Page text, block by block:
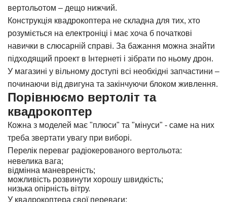
вертольотом – дещо нижчий.
Конструкція квадрокоптера не складна для тих, хто
розуміється на електроніці і має хоча б початкові
навички в слюсарній справі. За бажання можна знайти
підходящий проект в Інтернеті і зібрати по ньому дрон.
У магазині у вільному доступі всі необхідні запчастини –
починаючи від двигуна та закінчуючи блоком живлення.
Порівнюємо вертоліт та
квадрокоптер
Кожна з моделей має "плюси" та "мінуси" - саме на них
треба звертати увагу при виборі.
Перелік переваг радіокерованого вертольота:
невелика вага;
відмінна маневреність;
можливість розвинути хорошу швидкість;
низька опірність вітру.
У квадрокоптера свої переваги: